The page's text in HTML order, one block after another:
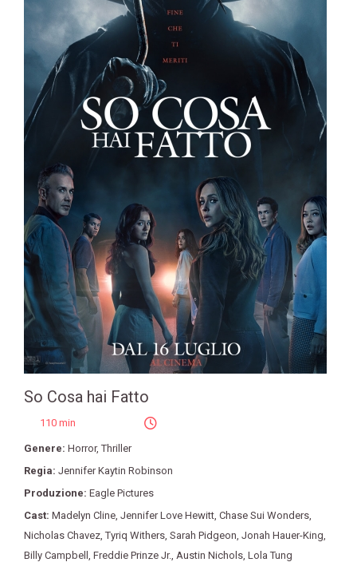
So Cosa hai Fatto
110 min
Genere: Horror,Thriller
Regia: Jennifer Kaytin Robinson
Produzione: Eagle Pictures
Cast: Madelyn Cline Jennifer Love Hewitt Chase Sui Wonders
Nicholas Chavez ,Tyriq Withers Sarah Pidgeon Jonah Hauer-King
Billy Campbell Freddie Prinze Jr. Austin Nichols Lola Tung